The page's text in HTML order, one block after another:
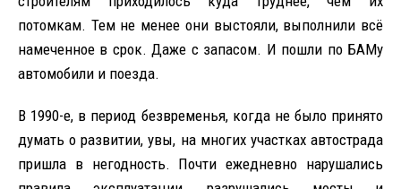
потомкам. Тем не менее они выстояли, выполнили всё
намеченное в срок. Даже с запасом. И пошли по БАМу
автомобили и поезда.
В 1990-е, в период безвременья, когда не было принято
думать о развитии, увы, на многих участках автострада
пришла в негодность. Почти ежедневно нарушались